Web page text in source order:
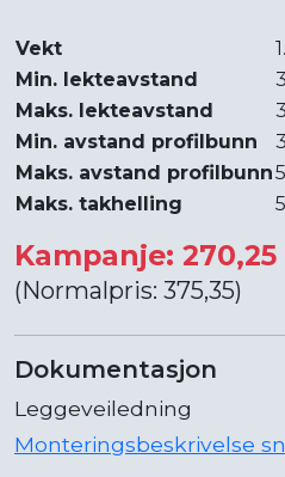
Vekt
Min. lekteavstand
Maks. lekteavstand
Min. avstand profilbunn
Maks. avstand profilbunn
Maks. takhelling
Kampanje:
(Normalpris: 375,35)
Dokumentasjon
Leggeveiledning
Monteringsbeskrivelse